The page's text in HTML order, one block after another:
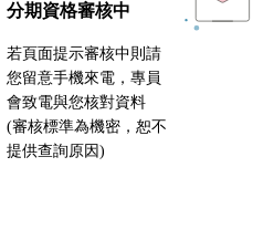
分期資格審核中
若頁面提示審核中則請
您留意手機來電，專員
會致電與您核對資料
(審核標準為機密，恕不
提供查詢原因)